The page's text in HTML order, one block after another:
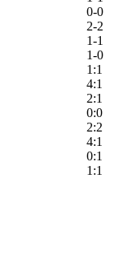
0-0
2-2
1-1
1-0
1:1
4:1
2:1
0:0
2:2
4:1
0:1
1:1